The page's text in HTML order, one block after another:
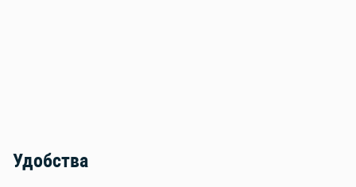
Удобства